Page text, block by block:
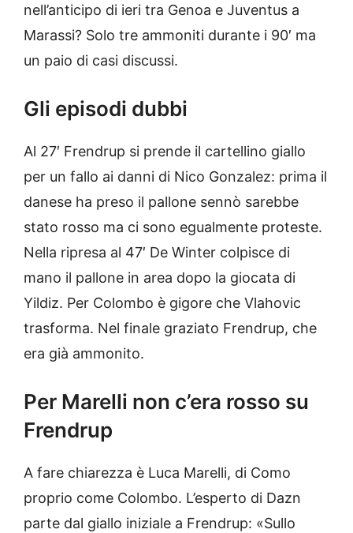
nell’anticipo di ieri tra Genoa e Juventus a
Marassi? Solo tre ammoniti durante i 90′ ma
un paio di casi discussi.
Gli episodi dubbi
Al 27′ Frendrup si prende il cartellino giallo
per un fallo ai danni di Nico Gonzalez: prima il
danese ha preso il pallone sennò sarebbe
stato rosso ma ci sono egualmente proteste.
Nella ripresa al 47′ De Winter colpisce di
mano il pallone in area dopo la giocata di
Yildiz. Per Colombo è gigore che Vlahovic
trasforma. Nel finale graziato Frendrup, che
era già ammonito.
Per Marelli non c’era rosso su
Frendrup
A fare chiarezza è Luca Marelli, di Como
proprio come Colombo. L’esperto di Dazn
parte dal giallo iniziale a Frendrup: «Sullo